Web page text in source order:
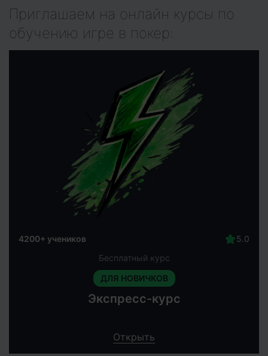
Приглашаем на онлайн курсы по
обучению игре в покер:
4200+ учеников
Бесплатный курс
ДЛЯ НОВИЧКОВ
Экспресс-курс
Открыть